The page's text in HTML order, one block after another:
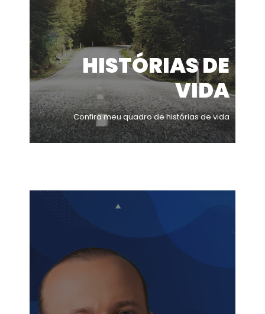
HISTÓRIAS DE
VIDA
Confira meu quadro de histórias de vida